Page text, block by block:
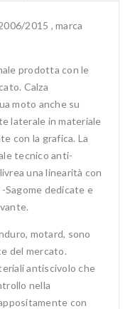
2015 , marca
prodotta con le
Calza
moto anche su
laterale in materiale
con la grafica. La
tecnico anti-
una linearità con
Sagome dedicate e
motard, sono
del mercato.
antiscivolo che
nella
con